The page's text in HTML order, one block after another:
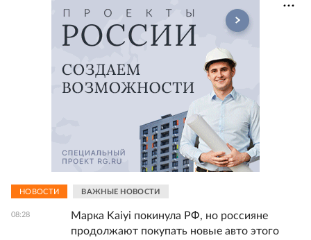
НОВОСТИ ВАЖНЫЕ НОВОСТИ
08:28
Марка Kaiyi покинула РФ, но россияне
продолжают покупать новые авто этого